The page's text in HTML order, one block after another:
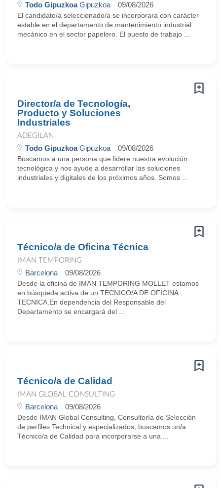
Todo GipuzkoaGipuzkoa 09/08/2026
El candidato/a seleccionado/a se incorporara con carácter
estable en el departamento de mantenimiento industrial
mecánico en el sector papelero. El puesto de trabajo ...
Director/a de Tecnología,
Producto y Soluciones
Industriales
ADEGILAN
Todo GipuzkoaGipuzkoa 09/08/2026
Buscamos a una persona que lidere nuestra evolución
tecnológica y nos ayude a desarrollar las soluciones
industriales y digitales de los próximos años. Somos ...
Técnico/a de Oficina Técnica
IMAN TEMPORING
Barcelona 09/08/2026
Desde la oficina de IMAN TEMPORING MOLLET estamos
en búsqueda activa de un TECNICO/A DE OFICINA
TECNICA.En dependencia del Responsable del
Departamento se encargará del ...
Técnico/a de Calidad
IMAN GLOBAL CONSULTING
Barcelona 09/08/2026
Desde IMAN Global Consulting, Consultoría de Selección
de perfiles Technical y especializados, buscamos un/a
Técnico/a de Calidad para incorporarse a una ...